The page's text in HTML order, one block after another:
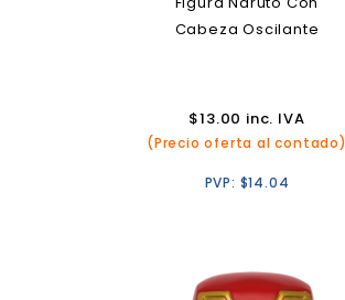
Cabeza Oscilante
$13.00 inc. IVA
(Precio oferta al contado)
PVP: $14.04